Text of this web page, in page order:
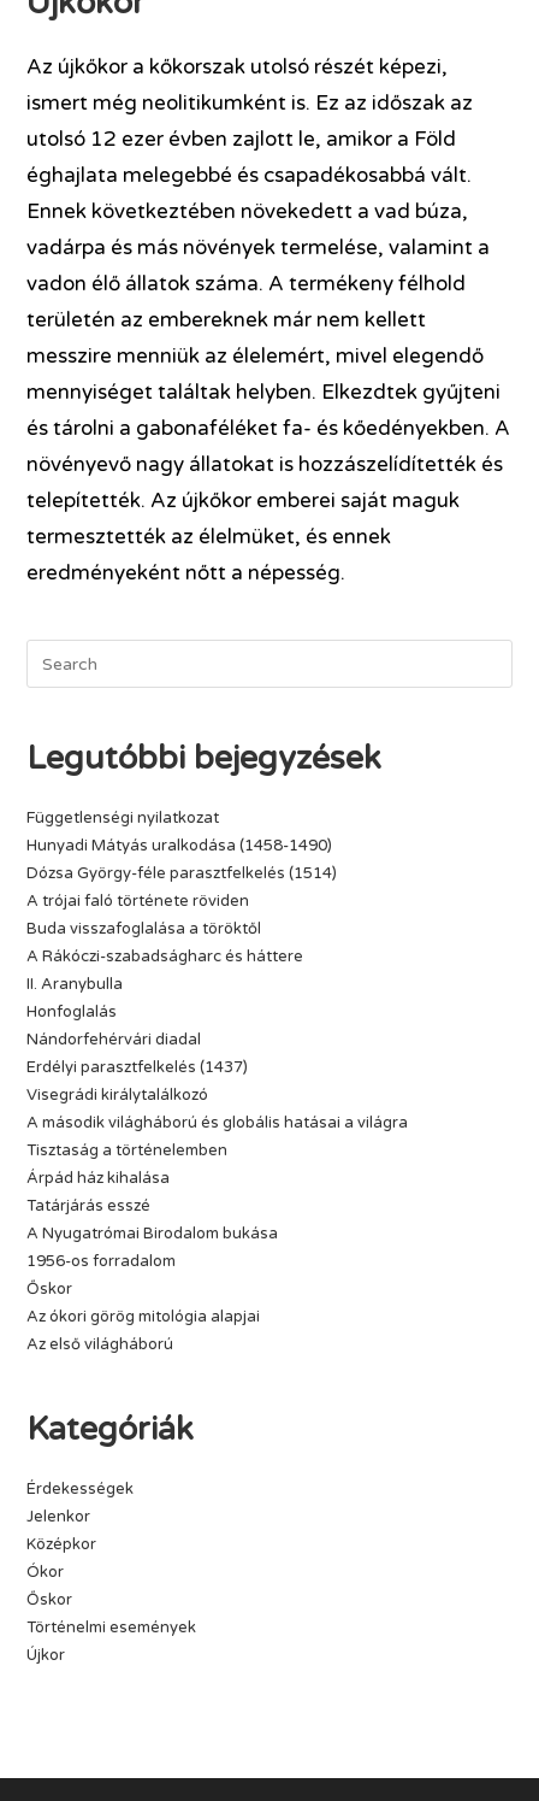
Az újkőkor a kőkorszak utolsó részét képezi,
ismert még neolitikumként is. Ez az időszak az
utolsó 12 ezer évben zajlott le, amikor a Föld
éghajlata melegebbé és csapadékosabbá vált.
Ennek következtében növekedett a vad búza,
vadárpa és más növények termelése, valamint a
vadon élő állatok száma. A termékeny félhold
területén az embereknek már nem kellett
messzire menniük az élelemért, mivel elegendő
mennyiséget találtak helyben. Elkezdtek gyűjteni
és tárolni a gabonaféléket fa- és kőedényekben. A
növényevő nagy állatokat is hozzászelídítették és
telepítették. Az újkőkor emberei saját maguk
termesztették az élelmüket, és ennek
eredményeként nőtt a népesség.
Legutóbbi bejegyzések
Függetlenségi nyilatkozat
Hunyadi Mátyás uralkodása (1458-1490)
Dózsa György-féle parasztfelkelés (1514)
A trójai faló története röviden
Buda visszafoglalása a töröktől
A Rákóczi-szabadságharc és háttere
II. Aranybulla
Honfoglalás
Nándorfehérvári diadal
Erdélyi parasztfelkelés (1437)
Visegrádi királytalálkozó
A második világháború és globális hatásai a világra
Tisztaság a történelemben
Árpád ház kihalása
Tatárjárás esszé
A Nyugatrómai Birodalom bukása
1956-os forradalom
Őskor
Az ókori görög mitológia alapjai
Az első világháború
Kategóriák
Érdekességek
Jelenkor
Középkor
Ókor
Őskor
Történelmi események
Újkor